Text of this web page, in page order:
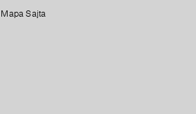
Mapa Sajta